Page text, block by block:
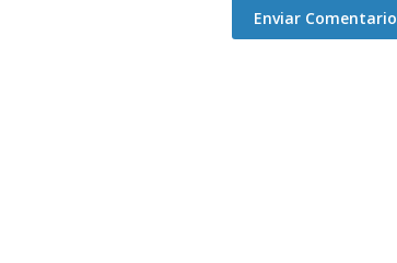
Enviar Comentario